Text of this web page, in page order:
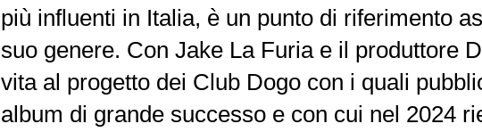
più influenti in Italia, è un punto di riferimento
suo genere. Con Jake La Furia e il produttore
vita al progetto dei Club Dogo con i quali
album di grande successo e con cui nel 2024